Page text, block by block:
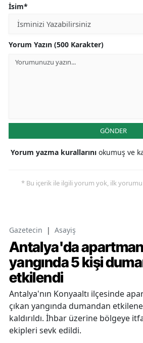
İsim*
Yorum Yazın (500 Karakter)
GÖNDER
Yorum yazma kurallarını okumuş ve
* Bu içerik ile ilgili yorum yok, ilk yorumu
Gazetecin | Asayiş
Antalya'da
yangında 5 kişi
etkilendi
Antalya'nın Konyaaltı ilçesinde
çıkan yangında dumandan
kaldırıldı. İhbar üzerine bölgeye
ekipleri sevk edildi.